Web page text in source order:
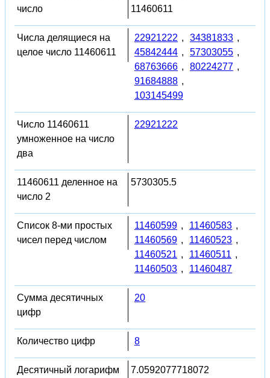
число
11460611
Числа делящиеся на
целое число 11460611
22921222 , 34381833 ,
45842444 , 57303055 ,
68763666 , 80224277 ,
91684888 ,
103145499
Число 11460611
умноженное на число
два
22921222
11460611 деленное на
число 2
5730305.5
Список 8-ми простых
чисел перед числом
11460599 , 11460583 ,
11460569 , 11460523 ,
11460521 , 11460511 ,
11460503 , 11460487
Сумма десятичных
цифр
20
Количество цифр 8
Десятичный логарифм
7.0592077718072